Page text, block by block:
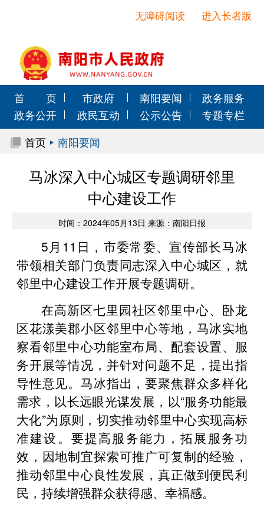
进入长者版
无障碍阅读
首 页 市政府 南阳要闻
政务服务
政务公开
政民互动 公示公告
专题专栏
首页
南阳要闻
马冰深入中心城区专题调研邻里
中心建设工作
时间：2024年05月13日 来源：南阳日报
5月11日，市委常委、宣传部长马冰
带领相关部门负责同志深入中心城区，就
邻里中心建设工作开展专题调研。
在高新区七里园社区邻里中心、卧龙
区花漾美郡小区邻里中心等地，马冰实地
察看邻里中心功能室布局、配套设置、服
务开展等情况，并针对问题不足，提出指
导性意见。马冰指出，要聚焦群众多样化
需求，以长远眼光谋发展，以“服务功能最
大化”为原则，切实推动邻里中心实现高标
准建设。要提高服务能力，拓展服务功
效，因地制宜探索可推广可复制的经验，
推动邻里中心良性发展，真正做到便民利
民，持续增强群众获得感、幸福感。